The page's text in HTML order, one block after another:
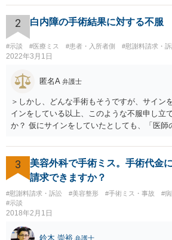
2 白内障の手術結果に対する不服
#示談 #医療ミス #患者・入所者側 #慰謝料請求・
2022年3月1日
匿名A 弁護士
＞しかし、どんな手術もそうですが、サイン
インをしている以上、このような不服申し立
か？ 仮にサインをしていたとしても、「医師
眼が悪化することがあるにもかかわらず、全
な場合」には、請求することは可能です。
3
美容外科で手術ミス。手術代金
請求できますか？
#慰謝料請求・訴訟 #美容整形 #手術ミス・事故
#
#示談
2018年2月1日
鈴木 崇裕 弁護士